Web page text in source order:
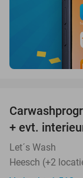
+ evt.
Let´s Wash
Heesch (+2